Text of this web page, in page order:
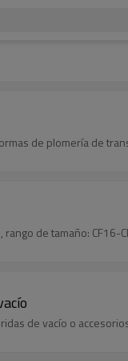
de plomería de
de tamaño: CF16-
de vacío o